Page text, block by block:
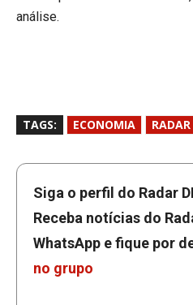
análise.
TAGS: ECONOMIA
Siga o perfil do Radar
Receba notícias do
WhatsApp e fique por
no grupo